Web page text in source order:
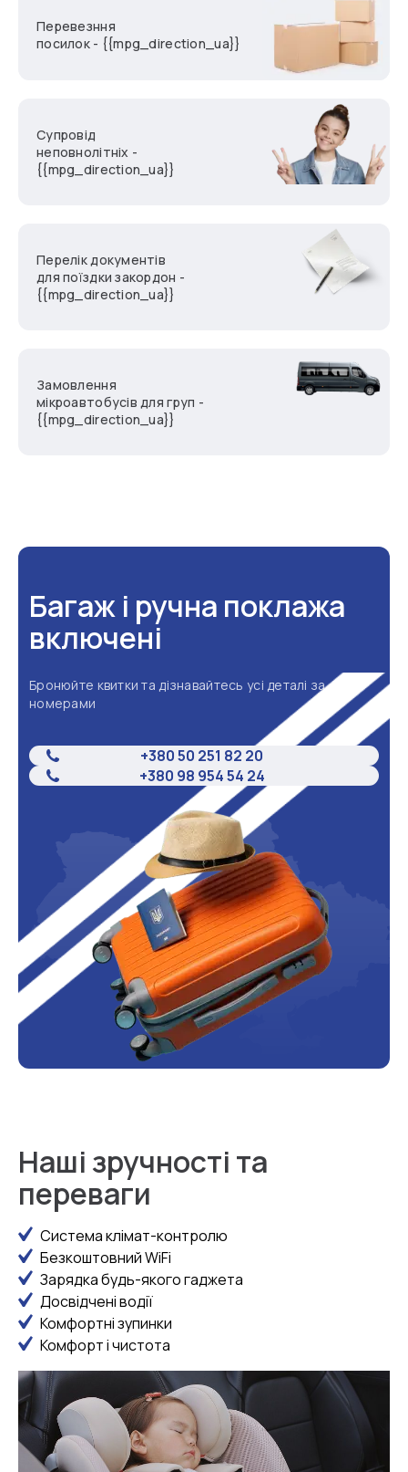
Перевезння
посилок - {{mpg_direction_ua}}
Супровід
неповнолітніх -
{{mpg_direction_ua}}
Перелік документів
для поїздки закордон -
{{mpg_direction_ua}}
Замовлення
мікроавтобусів для груп -
{{mpg_direction_ua}}
Багаж і ручна поклажа
включені
Бронюйте квитки та дізнавайтесь усі деталі за
номерами
+380 50 251 82 20
+380 98 954 54 24
Наші зручності та
переваги
Система клімат-контролю
Безкоштовний WiFi
Зарядка будь-якого гаджета
Досвідчені водії
Комфортні зупинки
Комфорт і чистота